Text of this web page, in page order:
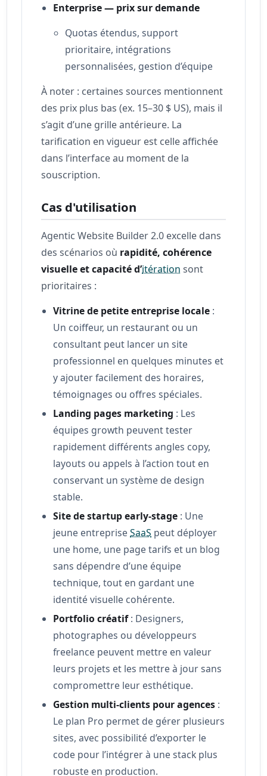
Enterprise — prix sur demande
Quotas étendus, support
prioritaire, intégrations
personnalisées, gestion d’équipe
À noter : certaines sources mentionnent
des prix plus bas (ex. 15–30 $ US), mais il
s’agit d’une grille antérieure. La
tarification en vigueur est celle affichée
dans l’interface au moment de la
souscription.
Cas d'utilisation
Agentic Website Builder 2.0 excelle dans
des scénarios où rapidité, cohérence
visuelle et capacité d’itération sont
prioritaires :
Vitrine de petite entreprise locale :
Un coiffeur, un restaurant ou un
consultant peut lancer un site
professionnel en quelques minutes et
y ajouter facilement des horaires,
témoignages ou offres spéciales.
Landing pages marketing : Les
équipes growth peuvent tester
rapidement différents angles copy,
layouts ou appels à l’action tout en
conservant un système de design
stable.
Site de startup early-stage : Une
jeune entrepriseSaaS peut déployer
une home, une page tarifs et un blog
sans dépendre d’une équipe
technique, tout en gardant une
identité visuelle cohérente.
Portfolio créatif: Designers,
photographes ou développeurs
freelance peuvent mettre en valeur
leurs projets et les mettre à jour sans
compromettre leur esthétique.
Gestion multi-clients pour agences :
Le plan Pro permet de gérer plusieurs
sites, avec possibilité d’exporter le
code pour l’intégrer à une stack plus
robuste en production.